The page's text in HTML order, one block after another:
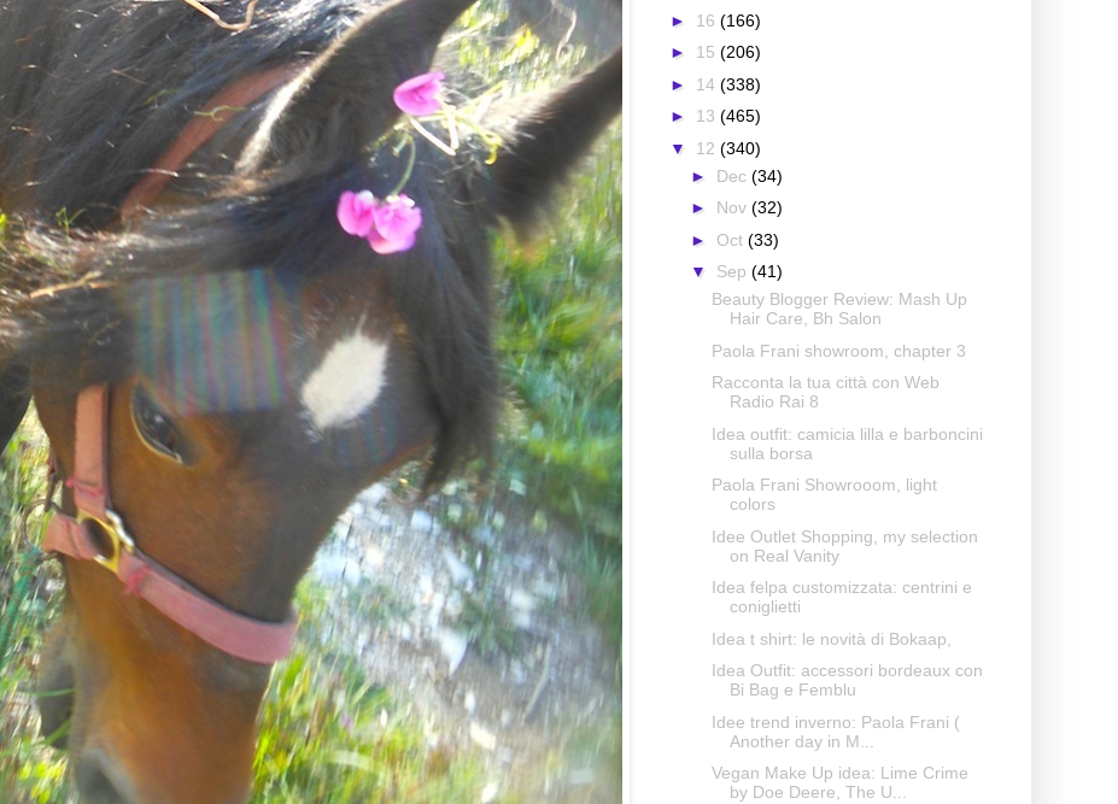
► 16 (166)
► 15 (206)
► 14 (338)
► 13 (465)
▼ 12 (340)
► Dec (34)
► Nov (32)
► Oct (33)
▼ Sep (41)
Beauty Blogger Review: Mash Up
Hair Care, Bh Salon
Paola Frani showroom, chapter 3
Racconta la tua città con Web
Radio Rai 8
Idea outfit: camicia lilla e barboncini
sulla borsa
Paola Frani Showrooom, light
colors
Idee Outlet Shopping, my selection
on Real Vanity
Idea felpa customizzata: centrini e
coniglietti
Idea t shirt: le novità di Bokaap,
Idea Outfit: accessori bordeaux con
Bi Bag e Femblu
Idee trend inverno: Paola Frani (
Another day in M...
Vegan Make Up idea: Lime Crime
by Doe Deere, The U...